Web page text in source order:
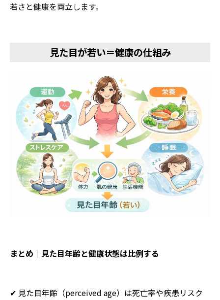
若さと健康を両立します。
見た目が若い＝健康の仕組み
まとめ｜見た目年齢と健康状態は比例する
✔ 見た目年齢（perceived age）は死亡率や疾患リスク